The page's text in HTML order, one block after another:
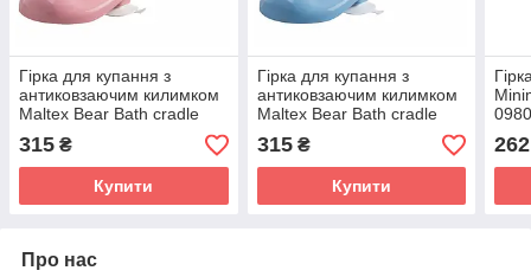
Гірка для купання з
антиковзаючим килимком
Maltex Bear Bath cradle
with anti-slip mat 1940_42
pink (рожевий)
315 ₴
Купити
Гірка для купання з
антиковзаючим килимком
Maltex Bear Bath cradle
with anti-slip mat 1940_36
blue (блакитний)
315₴
Купити
262
Про нас